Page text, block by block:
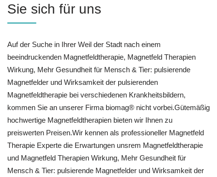
Sie sich für uns
Auf der Suche in Ihrer Weil der Stadt nach einem
beeindruckenden Magnetfeldtherapie, Magnetfeld Therapien
Wirkung, Mehr Gesundheit für Mensch & Tier: pulsierende
Magnetfelder und Wirksamkeit der pulsierenden
Magnetfeldtherapie bei verschiedenen Krankheitsbildern,
kommen Sie an unserer Firma biomag® nicht vorbei.Gütemäßig
hochwertige Magnetfeldtherapien bieten wir Ihnen zu
preiswerten Preisen.Wir kennen als professioneller Magnetfeld
Therapie Experte die Erwartungen unsrem Magnetfeldtherapie
und Magnetfeld Therapien Wirkung, Mehr Gesundheit für
Mensch & Tier: pulsierende Magnetfelder und Wirksamkeit der